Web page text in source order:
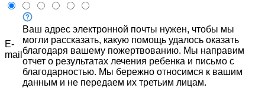
E-
mail
Ваш адрес электронной почты нужен, чтобы мы
могли рассказать, какую помощь удалось оказать
благодаря вашему пожертвованию. Мы направим
отчет о результатах лечения ребенка и письмо с
благодарностью. Мы бережно относимся к вашим
данным и не передаем их третьим лицам.